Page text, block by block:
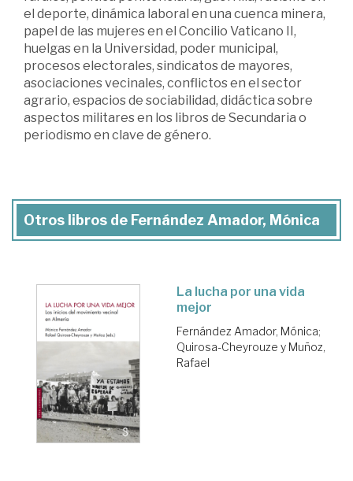
el deporte, dinámica laboral en una cuenca minera,
papel de las mujeres en el Concilio Vaticano II,
huelgas en la Universidad, poder municipal,
procesos electorales, sindicatos de mayores,
asociaciones vecinales, conflictos en el sector
agrario, espacios de sociabilidad, didáctica sobre
aspectos militares en los libros de Secundaria o
periodismo en clave de género.
Otros libros de Fernández Amador, Mónica
La lucha por una vida
mejor
Fernández Amador, Mónica;
Quirosa-Cheyrouze y Muñoz,
Rafael